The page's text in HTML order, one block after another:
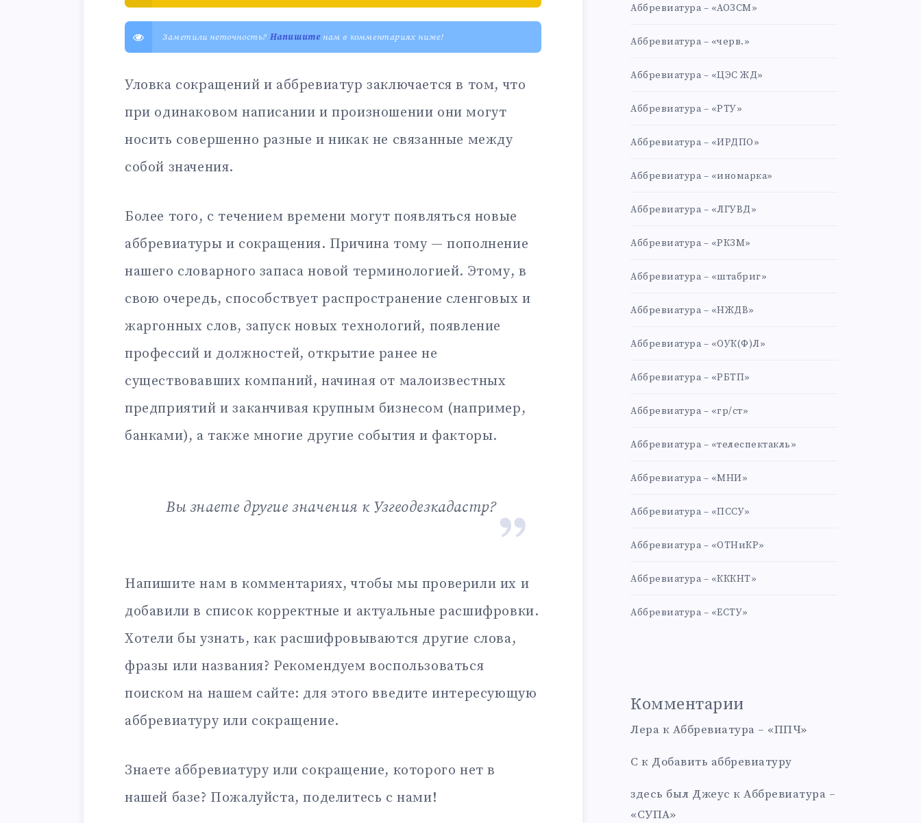
Заметили неточность? Напишитенам в комментариях ниже!
Уловка сокращений и аббревиатур заключается в том, что
при одинаковом написании и произношении они могут
носить совершенно разные и никак не связанные между
собой значения.
Более того, с течением времени могут появляться новые
аббревиатуры и сокращения. Причина тому — пополнение
нашего словарного запаса новой терминологией. Этому, в
свою очередь, способствует распространение сленговых и
жаргонных слов, запуск новых технологий, появление
профессий и должностей, открытие ранее не
существовавших компаний, начиная от малоизвестных
предприятий и заканчивая крупным бизнесом (например,
банками), а также многие другие события и факторы.
Вы знаете другие значения к Узгеодезкадастр?
Напишите нам в комментариях, чтобы мы проверили их и
добавили в список корректные и актуальные расшифровки.
Хотели бы узнать, как расшифровываются другие слова,
фразы или названия? Рекомендуем воспользоваться
поиском на нашем сайте: для этого введите интересующую
аббревиатуру или сокращение.
Знаете аббревиатуру или сокращение, которого нет в
нашей базе? Пожалуйста, поделитесь с нами!
Аббревиатура – «АОЗСМ»
Аббревиатура – «черв.»
Аббревиатура – «ЦЭС ЖД»
Аббревиатура – «РТУ»
Аббревиатура – «ИРДПО»
Аббревиатура – «иномарка»
Аббревиатура – «ЛГУВД»
Аббревиатура – «РКЗМ»
Аббревиатура – «штабриг»
Аббревиатура – «НЖДВ»
Аббревиатура – «ОУК(Ф)Л»
Аббревиатура – «РБТП»
Аббревиатура – «гр/ст»
Аббревиатура – «телеспектакль»
Аббревиатура – «МНИ»
Аббревиатура – «ПССУ»
Аббревиатура – «ОТНиКР»
Аббревиатура – «КККНТ»
Аббревиатура – «ЕСТУ»
Комментарии
Лера к Аббревиатура – «ППЧ»
С к Добавить аббревиатуру
здесь был Джеус к Аббревиатура –
«СУПА»